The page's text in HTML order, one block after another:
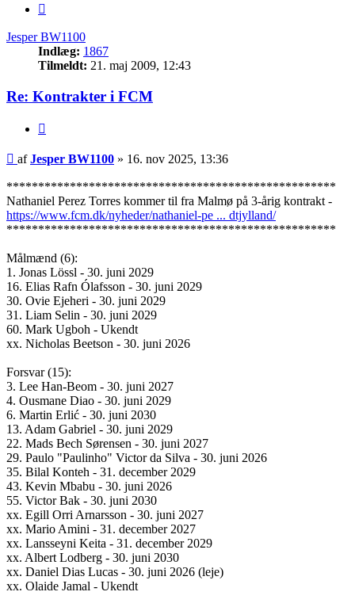
Jesper BW1100
Indlæg: 1867
Tilmeldt: 21. maj 2009, 12:43
Re: Kontrakter i FCM
Indlæg
afJesper BW1100 » 16. nov 2025, 13:36
****************************************************
Nathaniel Perez Torres kommer til fra Malmø på 3-årig kontrakt -
https://www.fcm.dk/nyheder/nathaniel-pe ... dtjylland/
****************************************************
Målmænd (6):
1. Jonas Lössl - 30. juni 2029
16. Elias Rafn Ólafsson - 30. juni 2029
30. Ovie Ejeheri - 30. juni 2029
31. Liam Selin - 30. juni 2029
60. Mark Ugboh - Ukendt
xx. Nicholas Beetson - 30. juni 2026
Forsvar (15):
3. Lee Han-Beom - 30. juni 2027
4. Ousmane Diao - 30. juni 2029
6. Martin Erlić - 30. juni 2030
13. Adam Gabriel - 30. juni 2029
22. Mads Bech Sørensen - 30. juni 2027
29. Paulo "Paulinho" Victor da Silva - 30. juni 2026
35. Bilal Konteh - 31. december 2029
43. Kevin Mbabu - 30. juni 2026
55. Victor Bak - 30. juni 2030
xx. Egill Orri Arnarsson - 30. juni 2027
xx. Mario Amini - 31. december 2027
xx. Lansseyni Keita - 31. december 2029
xx. Albert Lodberg - 30. juni 2030
xx. Daniel Dias Lucas - 30. juni 2026 (leje)
xx. Olaide Jamal - Ukendt